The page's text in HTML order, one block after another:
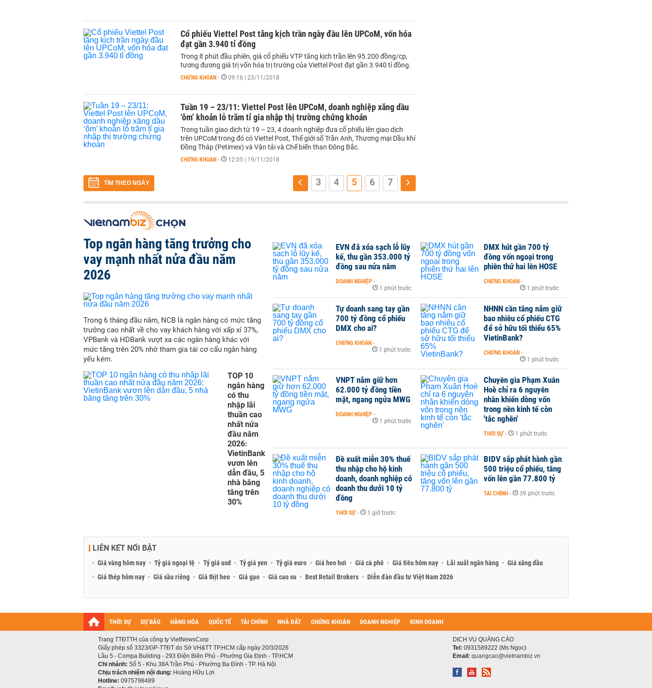
Cổ phiếu Viettel Post tăng kịch trần ngày đầu lên UPCoM, vốn hóa
đạt gần 3.940 tỉ đồng
Trong ít phút đầu phiên, giá cổ phiếu VTP tăng kịch trần lên 95.200 đồng/cp,
tương đương giá trị vốn hóa trị trường của Viettel Post đạt gần 3.940 tỉ đồng.
CHỨNG KHOÁN - 09:16 | 23/11/2018
Tuần 19 – 23/11: Viettel Post lên UPCoM, doanh nghiệp xăng dầu
‘ôm’ khoản lỗ trăm tỉ gia nhập thị trường chứng khoán
Trong tuần giao dịch từ 19 – 23, 4 doanh nghiệp đưa cổ phiếu lên giao dịch
trên UPCoM trong đó có Viettel Post, Thế giới số Trần Anh, Thương mại Dầu khí
Đồng Tháp (Petimex) và Vận tải và Chế biến than Đông Bắc.
CHỨNG KHOÁN - 12:05 | 19/11/2018
TÌM THEO NGÀY 3 4 5 6 7
Top ngân hàng tăng trưởng cho
vay mạnh nhất nửa đầu năm
2026
Trong 6 tháng đầu năm, NCB là ngân hàng có mức tăng
trưởng cao nhất về cho vay khách hàng với xấp xỉ 37%,
VPBank và HDBank vượt xa các ngân hàng khác với
mức tăng trên 20% nhờ tham gia tái cơ cấu ngân hàng
yếu kém.
TOP 10
ngân hàng
có thu
nhập lãi
thuần cao
nhất nửa
đầu năm
2026:
VietinBank
vươn lên
dẫn đầu, 5
nhà băng
tăng trên
30%
EVN đã xóa sạch lỗ lũy
kế, thu gần 353.000 tỷ
đồng sau nửa năm
DOANH NGHIỆP -
1 phút trước
DMX hút gần 700 tỷ
đồng vốn ngoại trong
phiên thứ hai lên HOSE
CHỨNG KHOÁN -
1 phút trước
Tự doanh sang tay gần
700 tỷ đồng cổ phiếu
DMX cho ai?
CHỨNG KHOÁN -
1 phút trước
NHNN cần tăng nắm giữ
bao nhiêu cổ phiếu CTG
để sở hữu tối thiểu 65%
VietinBank?
CHỨNG KHOÁN -
1 phút trước
VNPT nắm giữ hơn
62.000 tỷ đồng tiền
mặt, ngang ngửa MWG
DOANH NGHIỆP -
1 phút trước
Chuyên gia Phạm Xuân
Hoè chỉ ra 6 nguyên
nhân khiến dòng vốn
trong nền kinh tế còn
'tắc nghẽn'
THỜI SỰ - 1 phút trước
Đề xuất miễn 30% thuế
thu nhập cho hộ kinh
doanh, doanh nghiệp có
doanh thu dưới 10 tỷ
đồng
THỜI SỰ - 1 giờ trước
BIDV sắp phát hành gần
500 triệu cổ phiếu, tăng
vốn lên gần 77.800 tỷ
TÀI CHÍNH - 39 phút trước
LIÊN KẾT NỔI BẬT
Giá vàng hôm nay Tỷ giá ngoại tệ Tỷ giá usd Tỷ giá yen Tỷ giá euro Giá heo hơi Giá cà phê Giá tiêu hôm nay Lãi suất ngân hàng
Giá xăng dầu
Giá thép hôm nay
Giá sầu riêng Giá thịt heo Giá gạo Giá cao su Best Retail Brokers Diễn đàn đầu tư Việt Nam 2026
THỜI SỰ DỰ BÁO HÀNG HÓA QUỐC TẾ TÀI CHÍNH NHÀ ĐẤT CHỨNG KHOÁN DOANH NGHIỆP KINH DOANH
Trang TTĐTTH của công ty VietNewsCorp
Giấy phép số 3323/GP-TTĐT do Sở VH&TT TP.HCM cấp ngày 20/3/2026
Lầu 5 - Compa Building - 293 Điện Biên Phủ - Phường Gia Định - TP.HCM
Chi nhánh: Số 5 - Khu 38A Trần Phú - Phường Ba Đình - TP. Hà Nội
Chịu trách nhiệm nội dung: Hoàng Hữu Lợi
Hotline: 0975798489
DỊCH VỤ QUẢNG CÁO
Tel: 0931589222 (Ms Ngọc)
Email: quangcao@vietnambiz.vn